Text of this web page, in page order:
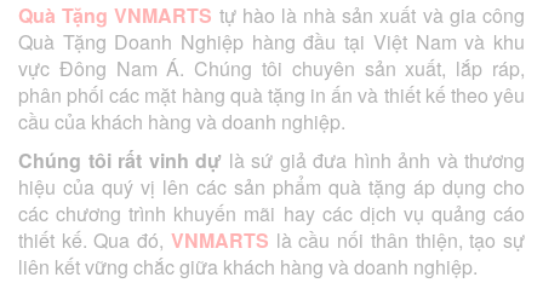
Quà Tặng VNMARTS tự hào là nhà sản xuất và gia công
Quà Tặng Doanh Nghiệp hàng đầu tại Việt Nam và khu
vực Đông Nam Á. Chúng tôi chuyên sản xuất, lắp ráp,
phân phối các mặt hàng quà tặng in ấn và thiết kế theo yêu
cầu của khách hàng và doanh nghiệp.
Chúng tôi rất vinh dự là sứ giả đưa hình ảnh và thương
hiệu của quý vị lên các sản phẩm quà tặng áp dụng cho
các chương trình khuyến mãi hay các dịch vụ quảng cáo
thiết kế. Qua đó, VNMARTS là cầu nối thân thiện, tạo sự
liên kết vững chắc giữa khách hàng và doanh nghiệp.